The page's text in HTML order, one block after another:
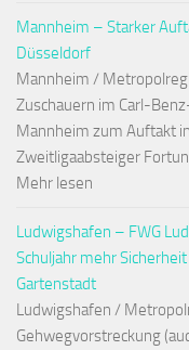
Mannheim – Starker
Düsseldorf
Mannheim /
Zuschauern im Carl-
Mannheim zum Auftakt
Zweitligaabsteiger
Mehr lesen
Ludwigshafen – FWG
Schuljahr mehr
Gartenstadt
Ludwigshafen /
Gehwegvorstreckung